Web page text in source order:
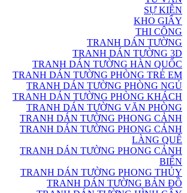
SỰ KIỆN
KHO GIẤY
THI CÔNG
TRANH DÁN TƯỜNG
TRANH DÁN TƯỜNG 3D
TRANH DÁN TƯỜNG HÀN QUỐC
TRANH DÁN TƯỜNG PHÒNG TRẺ EM
TRANH DÁN TƯỜNG PHÒNG NGỦ
TRANH DÁN TƯỜNG PHÒNG KHÁCH
TRANH DÁN TƯỜNG VĂN PHÒNG
TRANH DÁN TƯỜNG PHONG CẢNH
TRANH DÁN TƯỜNG PHONG CẢNH
LÀNG QUÊ
TRANH DÁN TƯỜNG PHONG CẢNH
BIỂN
TRANH DÁN TƯỜNG PHONG THỦY
TRANH DÁN TƯỜNG BẢN ĐỒ